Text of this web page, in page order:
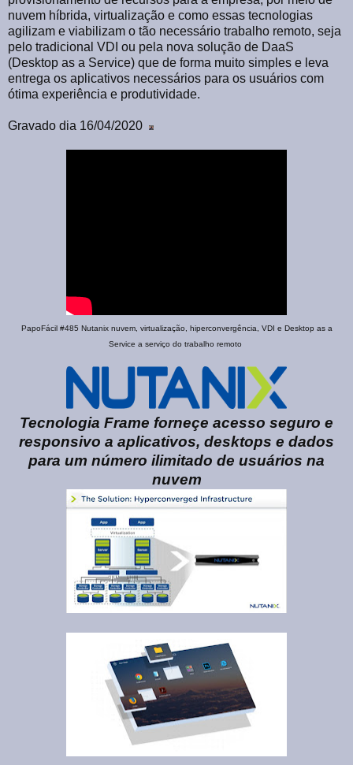
nuvem híbrida, virtualização e como essas tecnologias
agilizam e viabilizam o tão necessário trabalho remoto, seja
pelo tradicional VDI ou pela nova solução de DaaS
(Desktop as a Service) que de forma muito simples e leva
entrega os aplicativos necessários para os usuários com
ótima experiência e produtividade.
Gravado dia 16/04/2020
PapoFácil #485 Nutanix nuvem, virtualização, hiperconvergência, VDI e Desktop as a
Service a serviço do trabalho remoto
Tecnologia Frame forneçe acesso seguro e
responsivo a aplicativos, desktops e dados
para um número ilimitado de usuários na
nuvem